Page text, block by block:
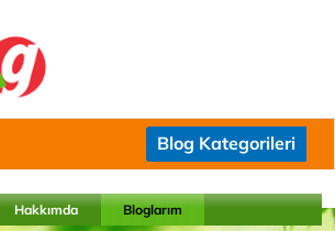
Blog Kategorileri
Hakkımda Bloglarım